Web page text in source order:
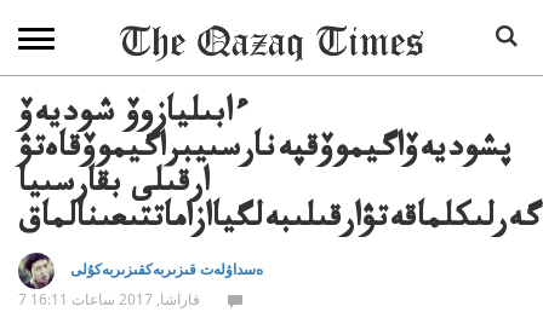
ءابىليازوۆ شوديەۆ
پشوديەۆاگيموۆقپەنارسىيبراگيموۆقاەتۋ
ارقىلى بقارسىيا
ەسداۋلەت قىزىربەكقىزىربەكۇلى
7 قاراشا, 2017 ساعات 16:11